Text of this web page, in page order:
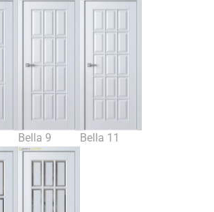
Bella 9 Bella 11